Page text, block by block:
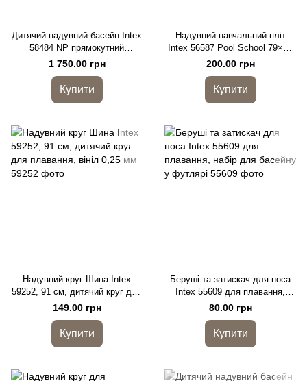
Дитячий надувний басейн Intex
58484 NP прямокутний
305×183×56 см, 1020 л
1 750.00 грн
Купити
Надувний навчальний пліт
Intex 56587 Pool School 79×79
см жовтий
200.00 грн
Купити
Надувний круг Шина Intex
59252, 91 см, дитячий круг для
плавання, вініл 0,25 мм
149.00 грн
Купити
Беруші та затискач для носа
Intex 55609 для плавання,
набір для басейну у футлярі
80.00 грн
Купити